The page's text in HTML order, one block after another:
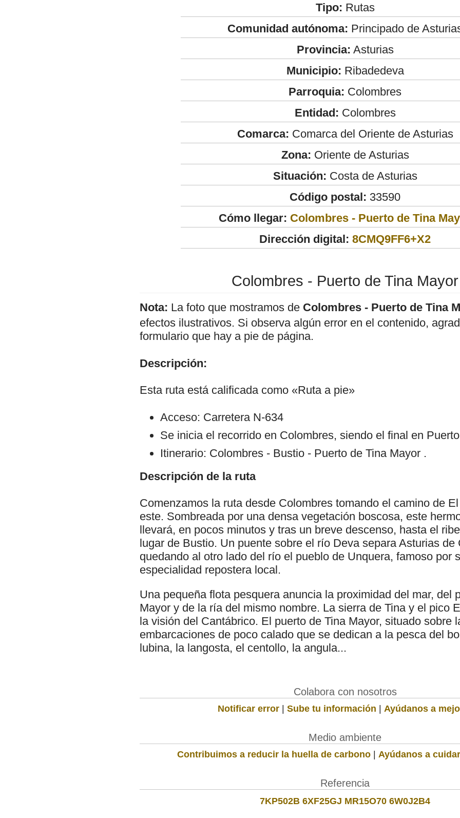
Tipo: Rutas
Comunidad autónoma: Principado de
Provincia: Asturias
Municipio: Ribadedeva
Parroquia: Colombres
Entidad: Colombres
Comarca: Comarca del Oriente de Asturias
Zona: Oriente de Asturias
Situación: Costa de Asturias
Código postal: 33590
Cómo llegar: Colombres - Puerto de Tina
Dirección digital: 8CMQ9FF6+X2
Colombres - Puerto de Tina Mayor
Nota: La foto que mostramos de Colombres - Puerto de Tina
efectos ilustrativos. Si observa algún error en el contenido,
formulario que hay a pie de página.
Descripción:
Esta ruta está calificada como «Ruta a pie»
Acceso: Carretera N-634
Se inicia el recorrido en Colombres, siendo el final en
Itinerario: Colombres - Bustio - Puerto de Tina Mayor .
Descripción de la ruta
Comenzamos la ruta desde Colombres tomando el camino de
este. Sombreada por una densa vegetación boscosa, este
llevará, en pocos minutos y tras un breve descenso, hasta el
lugar de Bustio. Un puente sobre el río Deva separa Asturias de
quedando al otro lado del río el pueblo de Unquera, famoso por
especialidad repostera local.
Una pequeña flota pesquera anuncia la proximidad del mar, del
Mayor y de la ría del mismo nombre. La sierra de Tina y el pico
la visión del Cantábrico. El puerto de Tina Mayor, situado sobre
embarcaciones de poco calado que se dedican a la pesca del
lubina, la langosta, el centollo, la angula...
Colabora con nosotros
Notificar error | Sube tu información | Ayúdanos a
Medio ambiente
Contribuimos a reducir la huella de carbono | Ayúdanos a
Referencia
7KP502B 6XF25GJ MR15O70 6W0J2B4